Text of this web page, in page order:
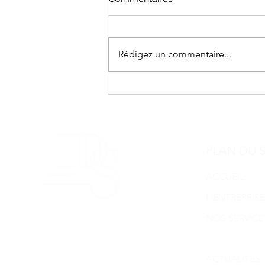
Soirée d'entreprise
Rédigez un commentaire...